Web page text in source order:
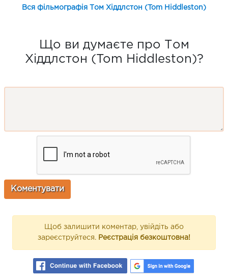
Вся фільмографія Том Хіддлстон (Tom Hiddleston)
Що ви думаєте про Том
Хіддлстон (Tom Hiddleston)?
Щоб залишити коментар, увійдіть або
зареєструйтеся. Реєстрація безкоштовна!